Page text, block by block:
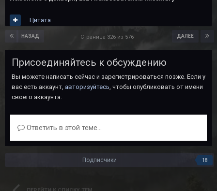
Цитата
НАЗАД ДАЛЕЕ
Страница 326 из 576
Присоединяйтесь к обсуждению
Вы можете написать сейчас и зарегистрироваться позже. Если у
вас есть аккаунт, авторизуйтесь , чтобы опубликовать от имени
своего аккаунта.
Ответить в этой теме...
Подписчики 18